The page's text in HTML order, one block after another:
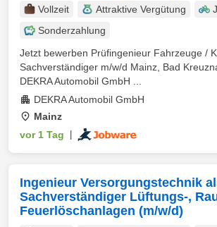
Vollzeit Attraktive Vergütung
Sonderzahlung
Jetzt bewerben Prüfingenieur Fahrzeuge /
Sachverständiger m/w/d Mainz, Bad
DEKRA Automobil GmbH ...
DEKRA Automobil GmbH
Mainz
vor 1 Tag
Ingenieur Versorgungstechnik
Sachverständiger Lüftungs-,
Feuerlöschanlagen (m/w/d)